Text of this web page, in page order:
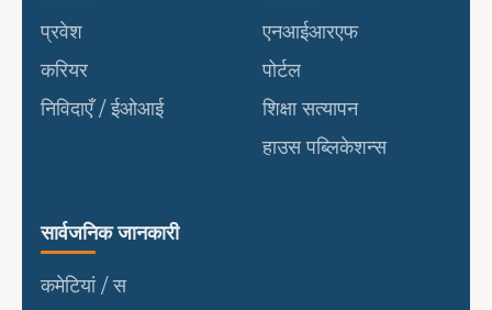
प्रवेश
करियर
निविदाएँ / ईओआई
एनआईआरएफ
पोर्टल
शिक्षा सत्यापन
हाउस पब्लिकेशन्स
सार्वजनिक जानकारी
सार्वजनिक जानकारी
कमेटियां / स